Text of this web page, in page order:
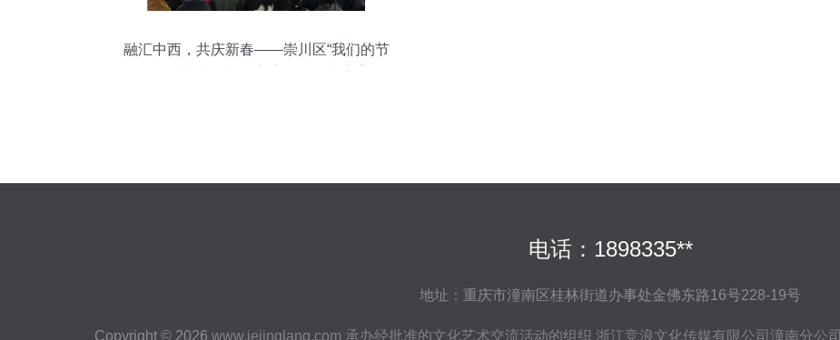
融汇中西，共庆新春——崇川区“我们的节
电话：1898335**
地址：重庆市潼南区桂林街道办事处金佛东路16号228-19号
Copyright © 2026 www.iejinglang.com 承办经批准的文化艺术交流活动的组织 浙江竞浪文化传媒有限公司潼南分公司